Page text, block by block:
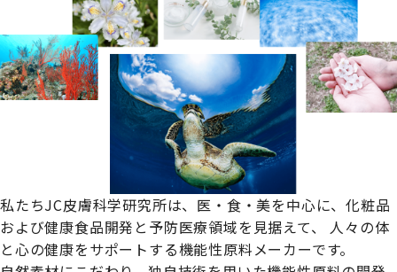
私たちJC皮膚科学研究所は、 医・食・美を中心に、化粧品
および健康食品開発と予防医療領域を見据えて、
人々の体
と心の健康をサポートする機能性原料メーカーです。